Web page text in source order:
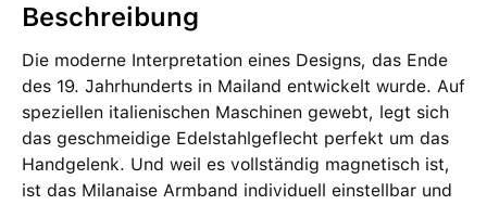
Beschreibung
Die moderne Interpretation eines Designs, das Ende
des 19. Jahrhunderts in Mailand entwickelt wurde. Auf
speziellen italienischen Maschinen gewebt, legt sich
das geschmeidige Edelstahlgeflecht perfekt um das
Handgelenk. Und weil es vollständig magnetisch ist,
ist das Milanaise Armband individuell einstellbar und